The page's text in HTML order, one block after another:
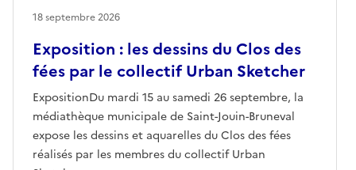
Exposition : les dessins du Clos des
fées par le collectif Urban Sketcher
ExpositionDu mardi 15 au samedi 26 septembre, la
médiathèque municipale de Saint-Jouin-Bruneval
expose les dessins et aquarelles du Clos des fées
réalisés par les membres du collectif Urban
18 septembre 2026